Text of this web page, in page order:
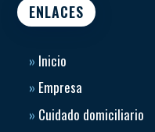
ENLACES
» Inicio
» Empresa
» Cuidado domiciliario